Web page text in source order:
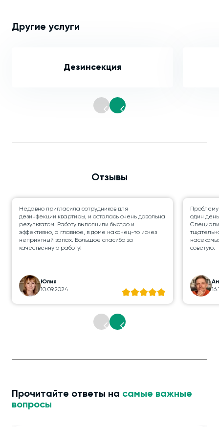
Другие услуги
Дезинсекция
Отзывы
Недавно пригласила сотрудников для
дезинфекции квартиры, и осталась очень довольна
результатом. Работу выполнили быстро и
эффективно, а главное, в доме наконец-то исчез
неприятный запах. Большое спасибо за
качественную работу!
Юлия
10.09.2024
один
советую.
Прочитайте ответы на самые важные
вопросы